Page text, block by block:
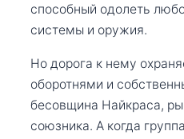
способный одолеть
системы и оружия.
Но дорога к нему
оборотнями и
бесовщина Найкраса,
союзника. А когда